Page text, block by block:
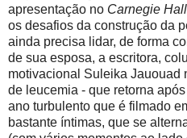
apresentação no Carnegie Hall
os desafios da construção da
ainda precisa lidar, de forma
de sua esposa, a escritora,
motivacional Suleika Jauouad
de leucemia - que retorna
ano turbulento que é filmado
bastante íntimas, que se